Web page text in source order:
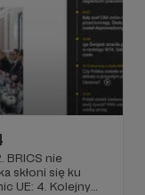
BRICS nie
skłoni się ku
UE: 4. Kolejny